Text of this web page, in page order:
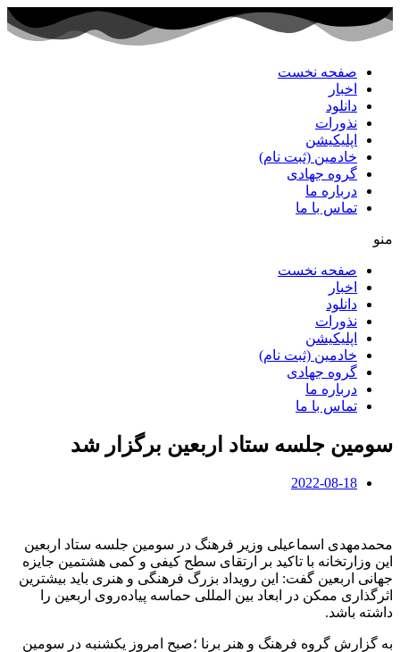
پرش
به
صفحه نخست
اخبار
دانلود
نذورات
اپلیکیشن
خادمین (ثبت نام)
گروه جهادی
درباره ما
تماس با ما
منو
صفحه نخست
اخبار
دانلود
نذورات
اپلیکیشن
خادمین (ثبت نام)
گروه جهادی
درباره ما
تماس با ما
سومین جلسه ستاد اربعین برگزار شد
2022-08-18
محمدمهدی اسماعیلی وزیر فرهنگ در سومین جلسه ستاد اربعین
این وزارتخانه با تاکید بر ارتقای سطح کیفی و کمی هشتمین جایزه
جهانی اربعین گفت: این رویداد بزرگ فرهنگی و هنری باید بیشترین
اثرگذاری ممکن در ابعاد بین المللی حماسه پیاده‌روی اربعین را
داشته باشد.
به گزارش گروه فرهنگ و هنر برنا ؛صبح امروز یکشنبه در سومین